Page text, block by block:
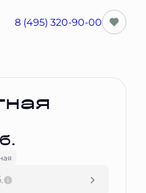
8 (495) 320-90-00
Забронировать